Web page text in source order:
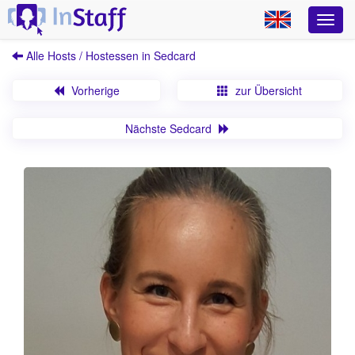
Alle Hosts / Hostessen in Sedcard
Vorherige zur Übersicht
Nächste Sedcard